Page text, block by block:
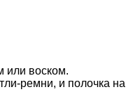
или воском.
ремни, и полочка на